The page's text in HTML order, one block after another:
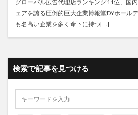
グローバル広告代理店ランキング11位、国
ェアを誇る圧倒的巨大企業博報堂DYホール
も名高い企業を多く傘下に持つ[…]
検索で記事を見つける